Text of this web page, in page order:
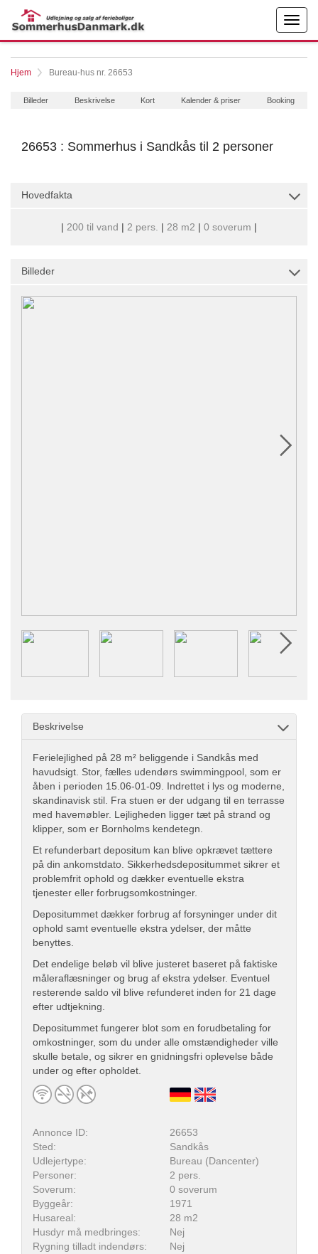
Hjem Bureau-hus nr. 26653
Billeder Beskrivelse Kort Kalender & priser Booking
26653 : Sommerhus i Sandkås til 2 personer
Hovedfakta
| 200 til vand | 2 pers. | 28 m2 | 0 soverum |
Billeder
Beskrivelse
Ferielejlighed på 28 m² beliggende i Sandkås med
havudsigt. Stor, fælles udendørs swimmingpool, som er
åben i perioden 15.06-01-09. Indrettet i lys og moderne,
skandinavisk stil. Fra stuen er der udgang til en terrasse
med havemøbler. Lejligheden ligger tæt på strand og
klipper, som er Bornholms kendetegn.
Et refunderbart depositum kan blive opkrævet tættere
på din ankomstdato. Sikkerhedsdepositummet sikrer et
problemfrit ophold og dækker eventuelle ekstra
tjenester eller forbrugsomkostninger.
Depositummet dækker forbrug af forsyninger under dit
ophold samt eventuelle ekstra ydelser, der måtte
benyttes.
Det endelige beløb vil blive justeret baseret på faktiske
måleraflæsninger og brug af ekstra ydelser. Eventuel
resterende saldo vil blive refunderet inden for 21 dage
efter udtjekning.
Depositummet fungerer blot som en forudbetaling for
omkostninger, som du under alle omstændigheder ville
skulle betale, og sikrer en gnidningsfri oplevelse både
under og efter opholdet.
Annonce ID:
26653
Sted:
Sandkås
Udlejertype:
Bureau (Dancenter)
Personer:
2 pers.
Soverum:
0 soverum
Byggeår:
1971
Husareal:
28 m2
Husdyr må medbringes:
Nej
Rygning tilladt indendørs:
Nej